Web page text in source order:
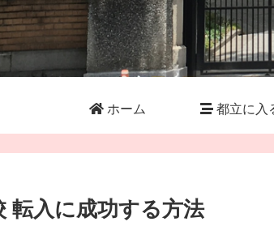
ホーム 都立に入
転入に成功する方法